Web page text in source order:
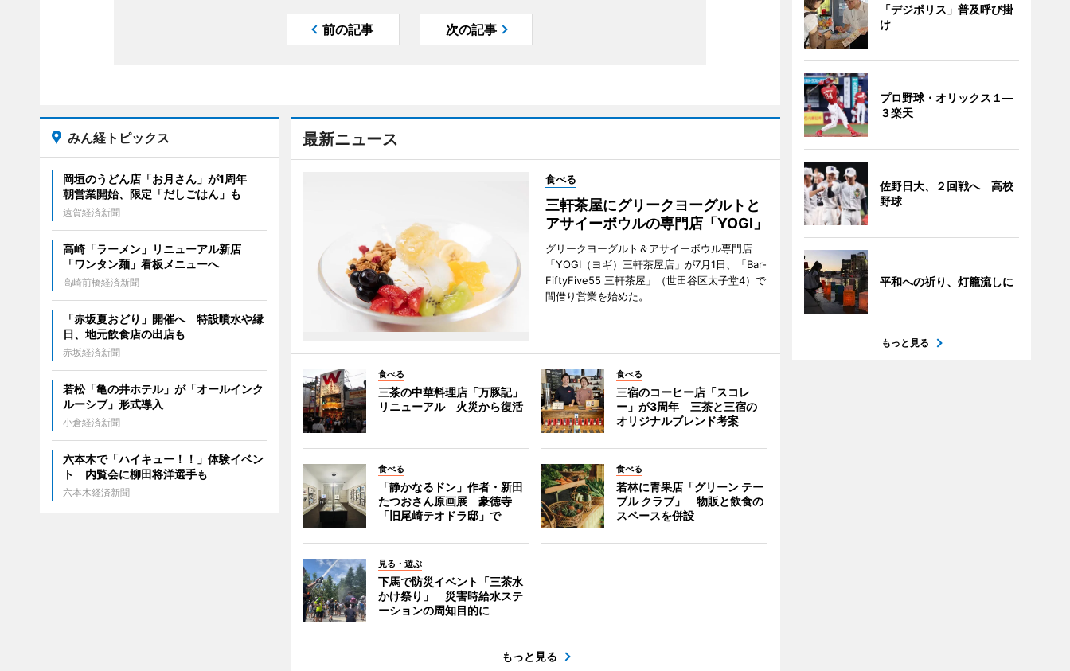
前の記事 次の記事
最新ニュース
食べる
三軒茶屋にグリークヨーグルトと
アサイーボウルの専門店「YOGI」
グリークヨーグルト＆アサイーボウル専門店
「YOGI（ヨギ）三軒茶屋店」が7月1日、「Bar-
FiftyFive55 三軒茶屋」（世田谷区太子堂4）で
間借り営業を始めた。
食べる
三茶の中華料理店「万豚記」
リニューアル 火災から復活
食べる
三宿のコーヒー店「スコレ
ー」が3周年 三茶と三宿の
オリジナルブレンド考案
食べる
「静かなるドン」作者・新田
たつおさん原画展 豪徳寺
「旧尾崎テオドラ邸」で
食べる
若林に青果店「グリーン テー
ブル クラブ」 物販と飲食の
スペースを併設
見る・遊ぶ
下馬で防災イベント「三茶水
かけ祭り」 災害時給水ステ
ーションの周知目的に
もっと見る
みん経トピックス
岡垣のうどん店「お月さん」が1周年
朝営業開始、限定「だしごはん」も
遠賀経済新聞
高崎「ラーメン」リニューアル新店
「ワンタン麺」看板メニューへ
高崎前橋経済新聞
「赤坂夏おどり」開催へ 特設噴水や縁
日、地元飲食店の出店も
赤坂経済新聞
若松「亀の井ホテル」が「オールインク
ルーシブ」形式導入
小倉経済新聞
六本木で「ハイキュー！！」体験イベン
ト 内覧会に柳田将洋選手も
六本木経済新聞
「デジポリス」普及呼び掛
け
プロ野球・オリックス１―
３楽天
佐野日大、２回戦へ 高校
野球
平和への祈り、灯籠流しに
もっと見る